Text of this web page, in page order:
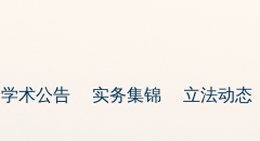
学术公告 实务集锦 立法动态